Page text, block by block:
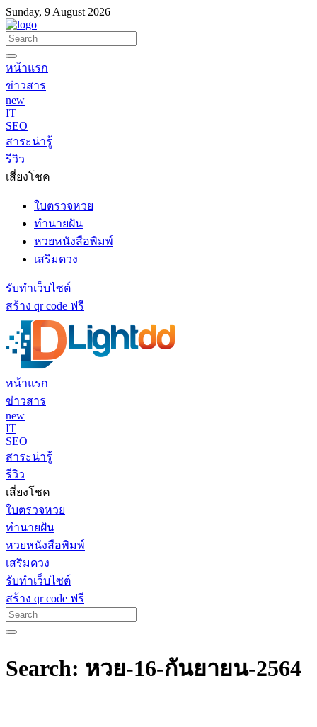
Sunday, 9 August 2026
หน้าแรก
ข่าวสาร
new
IT
SEO
สาระน่ารู้
รีวิว
เสี่ยงโชค
ใบตรวจหวย
ทำนายฝัน
หวยหนังสือพิมพ์
เสริมดวง
รับทำเว็บไซต์
สร้าง qr code ฟรี
หน้าแรก
ข่าวสาร
new
IT
SEO
สาระน่ารู้
รีวิว
เสี่ยงโชค
ใบตรวจหวย
ทำนายฝัน
หวยหนังสือพิมพ์
เสริมดวง
รับทำเว็บไซต์
สร้าง qr code ฟรี
Search: หวย-16-กันยายน-2564